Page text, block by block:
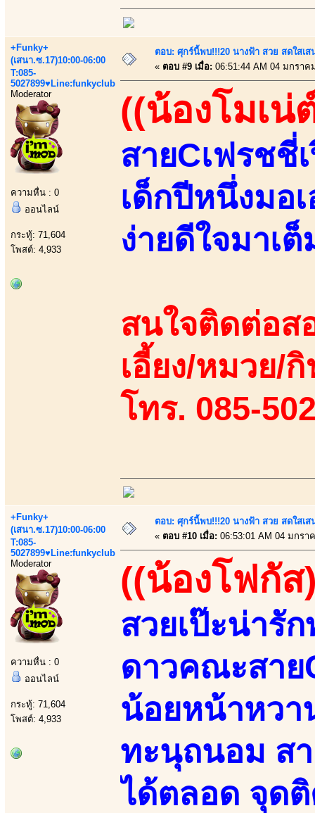
+Funky+
(เสนา.ซ.17)10:00-06:00
T:085-
5027899♥Line:funkyclub
Moderator
ความหื่น : 0
ออนไลน์
กระทู้: 71,604
โพสต์: 4,933
ตอบ: ศุกร์นี้พบ!!!20 นางฟ้า สวย สดใสเส
« ตอบ #9 เมื่อ: 06:51:44 AM 04 มกราค
((น้องโมเน่
สายCเฟรชชี่
เด็กปีหนึ่งมอ
ง่ายดีใจมาเ
สนใจติดต่อส
เอี้ยง/หมวย/
โทร. 085-
+Funky+
(เสนา.ซ.17)10:00-06:00
T:085-
5027899♥Line:funkyclub
Moderator
ความหื่น : 0
ออนไลน์
กระทู้: 71,604
โพสต์: 4,933
ตอบ: ศุกร์นี้พบ!!!20 นางฟ้า สวย สดใสเส
« ตอบ #10 เมื่อ: 06:53:01 AM 04 มกรา
((น้องโฟกัส
สวยเป๊ะน่ารั
ดาวคณะสาย
น้อยหน้าหวา
ทะนุถนอม ส
ได้ตลอด จุด